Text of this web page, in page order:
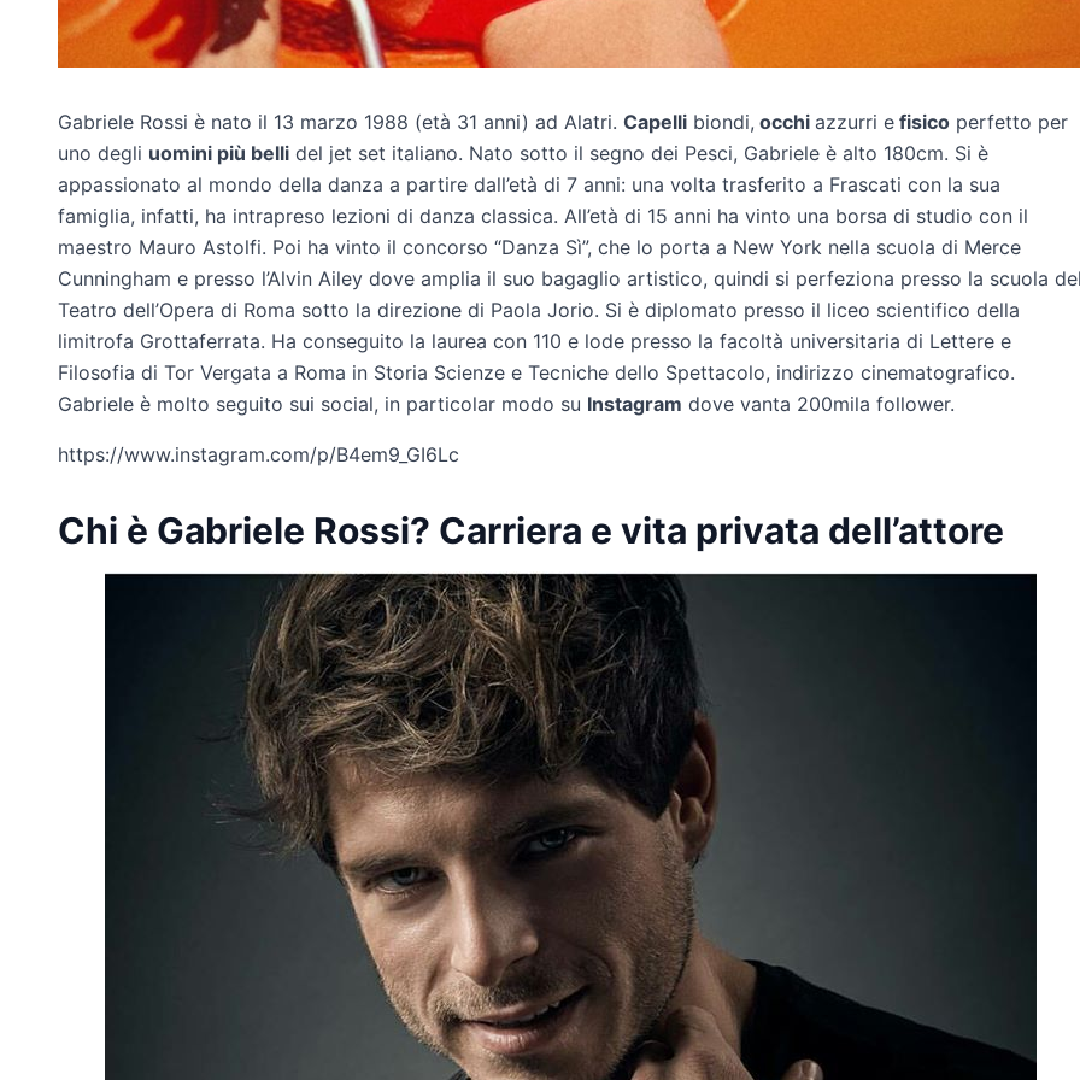
Gabriele Rossi è nato il 13 marzo 1988 (età 31 anni) ad Alatri. Capelli biondi, occhi azzurri e fisico perfetto per
uno degli uomini più belli del jet set italiano. Nato sotto il segno dei Pesci, Gabriele è alto 180cm. Si è
appassionato al mondo della danza a partire dall’età di 7 anni: una volta trasferito a Frascati con la sua
famiglia, infatti, ha intrapreso lezioni di danza classica. All’età di 15 anni ha vinto una borsa di studio con il
maestro Mauro Astolfi. Poi ha vinto il concorso “Danza Sì”, che lo porta a New York nella scuola di Merce
Cunningham e presso l’Alvin Ailey dove amplia il suo bagaglio artistico, quindi si perfeziona presso la scuola
Teatro dell’Opera di Roma sotto la direzione di Paola Jorio. Si è diplomato presso il liceo scientifico della
limitrofa Grottaferrata. Ha conseguito la laurea con 110 e lode presso la facoltà universitaria di Lettere e
Filosofia di Tor Vergata a Roma in Storia Scienze e Tecniche dello Spettacolo, indirizzo cinematografico.
Gabriele è molto seguito sui social, in particolar modo su Instagram dove vanta 200mila follower.
https://www.instagram.com/p/B4em9_GI6Lc
Chi è Gabriele Rossi? Carriera e vita privata dell’attore